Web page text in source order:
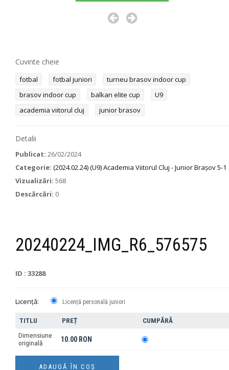
Cuvinte cheie
fotbal fotbal juniori
turneu brasov indoor cup
brasov indoor cup
balkan elite cup
U9
academia viitorul cluj
junior brasov
Detalii
Publicat: 26/02/2024
Categorie: (2024.02.24) (U9) Academia Viitorul Cluj - Junior Brașov 5-1
Vizualizări: 568
Descărcări: 0
20240224_IMG_R6_576575
ID : 33288
Licență: Licență personală juniori
TITLU PREȚ
CUMPĂRĂ
Dimensiune
originală
10.00 RON